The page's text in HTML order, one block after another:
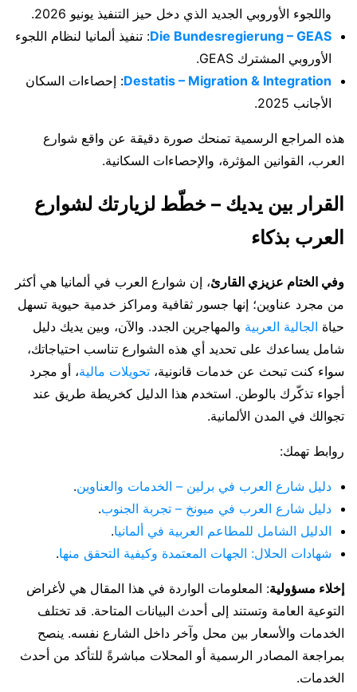
واللجوء الأوروبي الجديد الذي دخل حيز التنفيذ يونيو 2026.
Die Bundesregierung – GEAS: تنفيذ ألمانيا لنظام اللجوء
الأوروبي المشترك GEAS.
Destatis – Migration & Integration: إحصاءات السكان
الأجانب 2025.
هذه المراجع الرسمية تمنحك صورة دقيقة عن واقع شوارع
العرب، القوانين المؤثرة، والإحصاءات السكانية.
القرار بين يديك – خطّط لزيارتك لشوارع
العرب بذكاء
وفي الختام عزيزي القارئ، إن شوارع العرب في ألمانيا هي أكثر
من مجرد عناوين؛ إنها جسور ثقافية ومراكز خدمية حيوية تسهل
حياة الجالية العربية والمهاجرين الجدد. والآن، وبين يديك دليل
شامل يساعدك على تحديد أي هذه الشوارع تناسب احتياجاتك،
سواء كنت تبحث عن خدمات قانونية، تحويلات مالية، أو مجرد
أجواء تذكّرك بالوطن. استخدم هذا الدليل كخريطة طريق عند
تجوالك في المدن الألمانية.
روابط تهمك:
دليل شارع العرب في برلين – الخدمات والعناوين.
دليل شارع العرب في ميونخ – تجربة الجنوب.
الدليل الشامل للمطاعم العربية في ألمانيا.
شهادات الحلال: الجهات المعتمدة وكيفية التحقق منها.
إخلاء مسؤولية: المعلومات الواردة في هذا المقال هي لأغراض
التوعية العامة وتستند إلى أحدث البيانات المتاحة. قد تختلف
الخدمات والأسعار بين محل وآخر داخل الشارع نفسه. ينصح
بمراجعة المصادر الرسمية أو المحلات مباشرةً للتأكد من أحدث
الخدمات.